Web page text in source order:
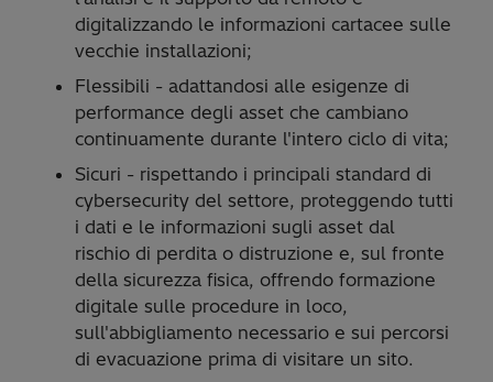
digitalizzando le informazioni cartacee sulle
vecchie installazioni;
Flessibili - adattandosi alle esigenze di
performance degli asset che cambiano
continuamente durante l'intero ciclo di vita;
Sicuri - rispettando i principali standard di
cybersecurity del settore, proteggendo tutti
i dati e le informazioni sugli asset dal
rischio di perdita o distruzione e, sul fronte
della sicurezza fisica, offrendo formazione
digitale sulle procedure in loco,
sull'abbigliamento necessario e sui percorsi
di evacuazione prima di visitare un sito.